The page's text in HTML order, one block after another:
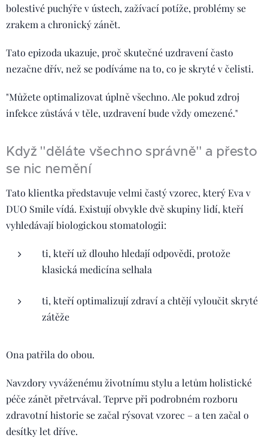
bolestivé puchýře v ústech, zažívací potíže, problémy se
zrakem a chronický zánět.
Tato epizoda ukazuje, proč skutečné uzdravení často
nezačne dřív, než se podíváme na to, co je skryté v čelisti.
"Můžete optimalizovat úplně všechno. Ale pokud zdroj
infekce zůstává v těle, uzdravení bude vždy omezené."
Když "děláte všechno správně" a přesto
se nic nemění
Tato klientka představuje velmi častý vzorec, který Eva v
DUO Smile vídá. Existují obvykle dvě skupiny lidí, kteří
vyhledávají biologickou stomatologii:
ti, kteří už dlouho hledají odpovědi, protože
klasická medicína selhala
ti, kteří optimalizují zdraví a chtějí vyloučit skryté
zátěže
Ona patřila do obou.
Navzdory vyváženému životnímu stylu a letům holistické
péče zánět přetrvával. Teprve při podrobném rozboru
zdravotní historie se začal rýsovat vzorec – a ten začal o
desítky let dříve.